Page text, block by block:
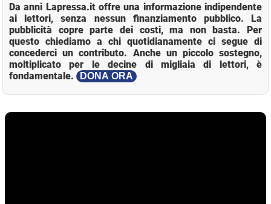
Da anni Lapressa.it offre una informazione indipendente
ai lettori, senza nessun finanziamento pubblico. La
pubblicità copre parte dei costi, ma non basta. Per
questo chiediamo a chi quotidianamente ci segue di
concederci un contributo. Anche un piccolo sostegno,
moltiplicato per le decine di migliaia di lettori, è
fondamentale.
DONA ORA